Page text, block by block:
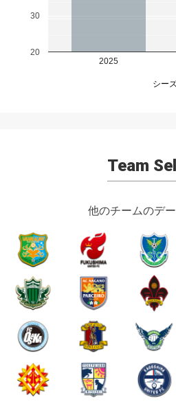
2025
20
30
シー
Team
他のチームのデ